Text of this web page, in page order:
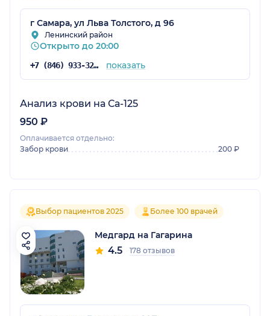
г Самара, ул Льва Толстого, д 96
Ленинский район
Открыто до 20:00
+7 (846) 933-32-61 показать
Анализ крови на Са-125
950 ₽
Оплачивается отдельно:
Забор крови
200 ₽
Выбор пациентов 2025 Более 100 врачей
Медгард на Гагарина
4.5 178 отзывов